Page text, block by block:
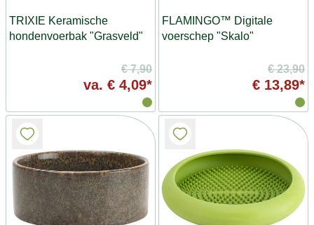
TRIXIE Keramische
hondenvoerbak "Grasveld"
€ 7,90
va. € 4,09*
FLAMINGO™ Digitale
voerschep "Skalo"
€ 23,90
€ 13,89*